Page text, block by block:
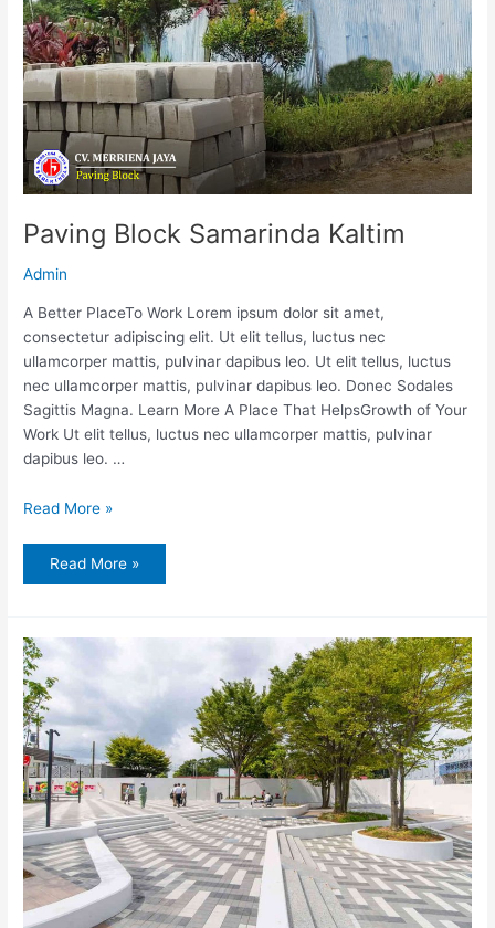
Paving Block Samarinda Kaltim
Admin
A Better PlaceTo Work Lorem ipsum dolor sit amet,
consectetur adipiscing elit. Ut elit tellus, luctus nec
ullamcorper mattis, pulvinar dapibus leo. Ut elit tellus, luctus
nec ullamcorper mattis, pulvinar dapibus leo. Donec Sodales
Sagittis Magna. Learn More A Place That HelpsGrowth of Your
Work Ut elit tellus, luctus nec ullamcorper mattis, pulvinar
dapibus leo. …
Read More »
Read More »
Jual
Block
di
Bontang